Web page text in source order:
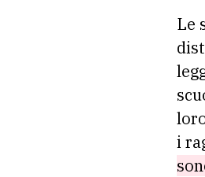
Le
i